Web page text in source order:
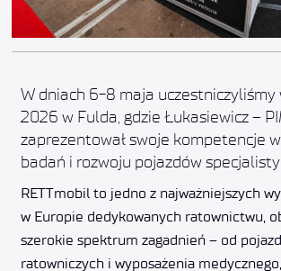
W dniach 6-8 maja uczestniczyliśmy
2026 w Fulda, gdzie Łukasiewicz –
zaprezentował swoje kompetencje
badań i rozwoju pojazdów
RETTmobil to jedno z najważniejszych
w Europie dedykowanych ratownictwu,
szerokie spektrum zagadnień – od
ratowniczych i wyposażenia